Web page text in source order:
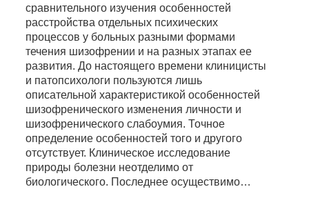
сравнительного изучения особенностей
расстройства отдельных психических
процессов у больных разными формами
течения шизофрении и на разных этапах ее
развития. До настоящего времени клиницисты
и патопсихологи пользуются лишь
описательной характеристикой особенностей
шизофренического изменения личности и
шизофренического слабоумия. Точное
определение особенностей того и другого
отсутствует. Клиническое исследование
природы болезни неотделимо от
биологического. Последнее осуществимо…